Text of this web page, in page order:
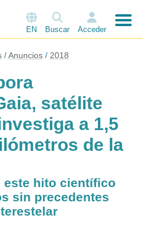
EN Buscar Acceder
Anuncios 2018
satélite
a 1,5
de la
este hito científico
sin precedentes